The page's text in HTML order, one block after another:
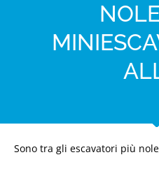
Sono tra gli escavatori più